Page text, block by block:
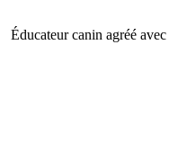
Éducateur canin agréé